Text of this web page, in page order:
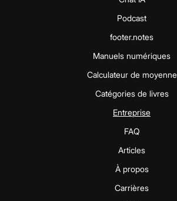
Podcast
footer.notes
Manuels numériques
Calculateur de moyenne
Catégories de livres
Entreprise
FAQ
Articles
À propos
Carrières